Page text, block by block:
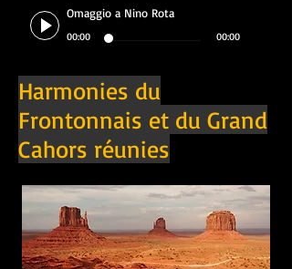
Omaggio a Nino Rota
00:00 00:00
Harmonies du
Frontonnais et du Grand
Cahors réunies